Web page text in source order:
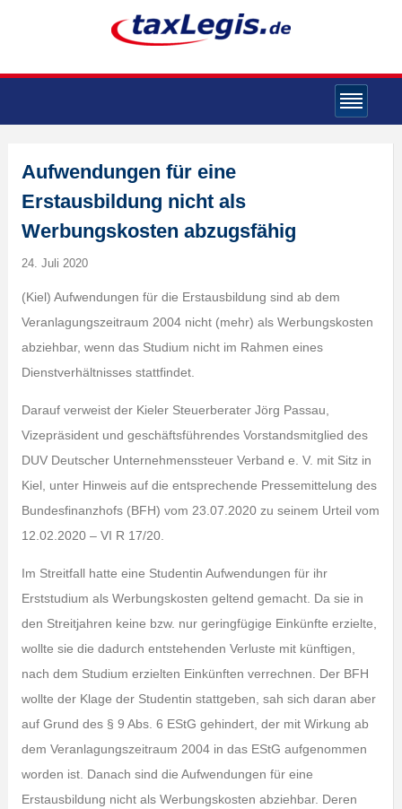
Aufwendungen für eine
Erstausbildung nicht als
Werbungskosten abzugsfähig
24. Juli 2020
(Kiel) Aufwendungen für die Erstausbildung sind ab dem
Veranlagungszeitraum 2004 nicht (mehr) als Werbungskosten
abziehbar, wenn das Studium nicht im Rahmen eines
Dienstverhältnisses stattfindet.
Darauf verweist der Kieler Steuerberater Jörg Passau,
Vizepräsident und geschäftsführendes Vorstandsmitglied des
DUV Deutscher Unternehmenssteuer Verband e. V. mit Sitz in
Kiel, unter Hinweis auf die entsprechende Pressemittelung des
Bundesfinanzhofs (BFH) vom 23.07.2020 zu seinem Urteil vom
12.02.2020 – VI R 17/20.
Im Streitfall hatte eine Studentin Aufwendungen für ihr
Erststudium als Werbungskosten geltend gemacht. Da sie in
den Streitjahren keine bzw. nur geringfügige Einkünfte erzielte,
wollte sie die dadurch entstehenden Verluste mit künftigen,
nach dem Studium erzielten Einkünften verrechnen. Der BFH
wollte der Klage der Studentin stattgeben, sah sich daran aber
auf Grund des § 9 Abs. 6 EStG gehindert, der mit Wirkung ab
dem Veranlagungszeitraum 2004 in das EStG aufgenommen
worden ist. Danach sind die Aufwendungen für eine
Erstausbildung nicht als Werbungskosten abziehbar. Deren